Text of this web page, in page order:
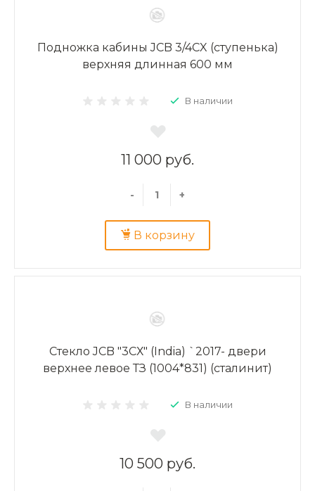
Подножка кабины JCB 3/4CX (ступенька)
верхняя длинная 600 мм
В наличии
11 000 руб.
- +
В корзину
Стекло JCB "3СХ" (India) `2017- двери
верхнее левое ТЗ (1004*831) (сталинит)
В наличии
10 500 руб.